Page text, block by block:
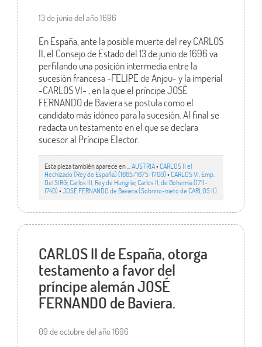
13 de junio del año 1696
En España, ante la posible muerte del rey CARLOS
II, el Consejo de Estado del 13 de junio de 1696 va
perfilando una posición intermedia entre la
sucesión francesa -FELIPE de Anjou- y la imperial
-CARLOS VI- , en la que el príncipe JOSÉ
FERNANDO de Baviera se postula como el
candidato más idóneo para la sucesión. Al final se
redacta un testamento en el que se declara
sucesor al Príncipe Elector.
Esta pieza también aparece en ... AUSTRIA•CARLOS II el
Hechizado (Rey de España) (1665/1675-1700)•CARLOS VI, Emp.
Del SIRG; Carlos III, Rey de Hungría; Carlos II, de Bohemia (1711-
1740)•JOSÉ FERNANDO de Baviera (Sobrino-nieto de CARLOS II)
CARLOS II de España, otorga
testamento a favor del
príncipe alemán JOSÉ
FERNANDO de Baviera.
09 de octubre del año 1696